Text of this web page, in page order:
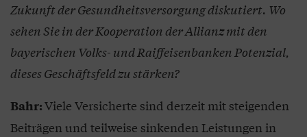
Zukunft der Gesundheitsversorgung diskutiert. Wo
sehen Sie in der Kooperation der Allianz mit den
bayerischen Volks- und Raiffeisenbanken Potenzial,
dieses Geschäftsfeld zu stärken?
Bahr:Viele Versicherte sind derzeit mit steigenden
Beiträgen und teilweise sinkenden Leistungen in